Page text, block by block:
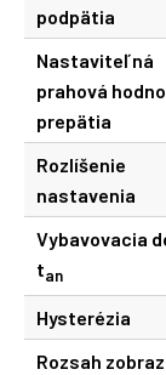
podpätia
Nastaviteľná
prahová
prepätia
Rozlíšenie
nastavenia
Vybavovacia
tan
Hysterézia
Rozsah